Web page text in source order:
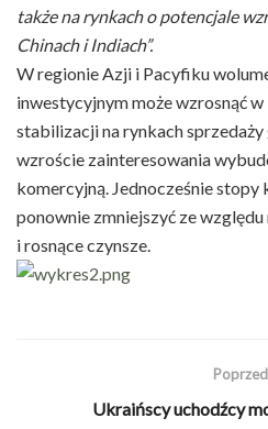
także na rynkach o potencjale
Chinach i Indiach”.
W regionie Azji i Pacyfiku
inwestycyjnym może wzrosnąć
stabilizacji na rynkach
wzroście zainteresowania
komercyjną. Jednocześnie
ponownie zmniejszyć ze
i rosnące czynsze.
Ukraińscy uchodźcy